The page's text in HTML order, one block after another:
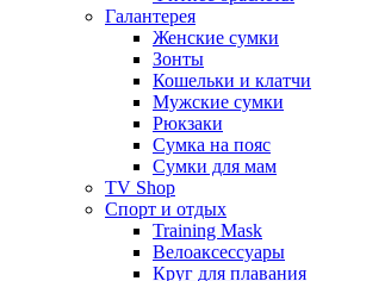
Галантерея
Женские сумки
Зонты
Кошельки и клатчи
Мужские сумки
Рюкзаки
Сумка на пояс
Сумки для мам
TV Shop
Спорт и отдых
Training Mask
Велоаксессуары
Круг для плавания